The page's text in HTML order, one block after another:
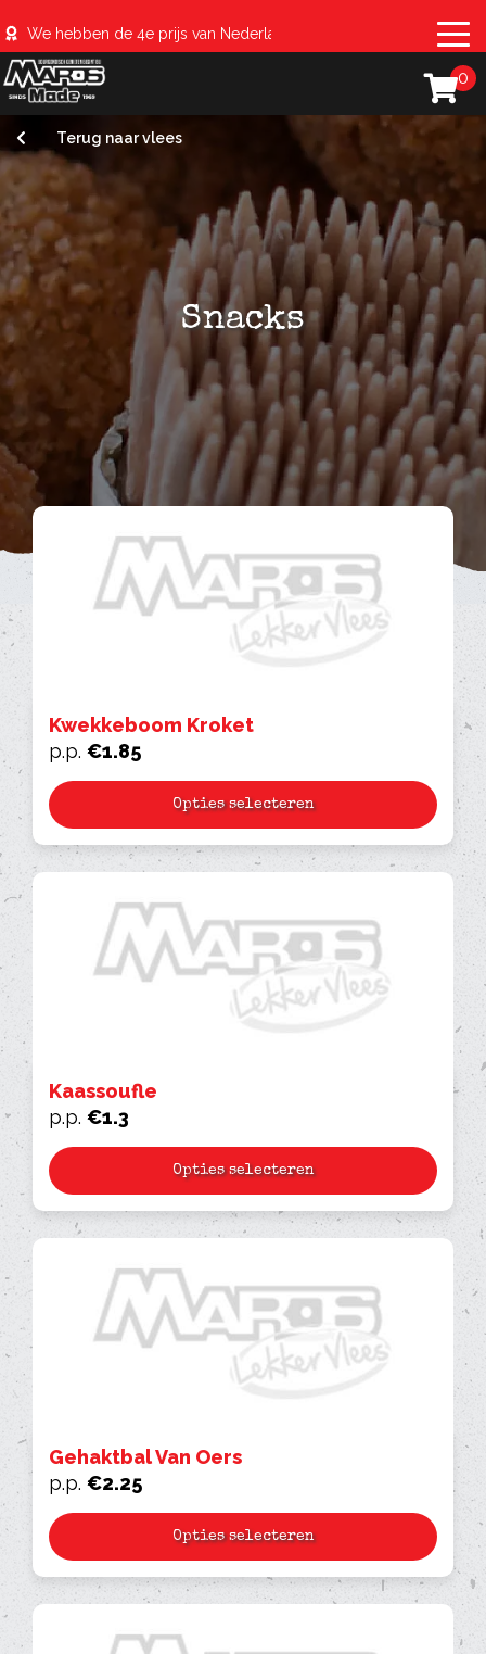
We hebben de 4e prijs van Nederland behaald met de
0
Terug naar vlees
Snacks
Kwekkeboom Kroket
p.p. €1.85
Opties selecteren
Kaassoufle
p.p. €1.3
Opties selecteren
Gehaktbal Van Oers
p.p. €2.25
Opties selecteren